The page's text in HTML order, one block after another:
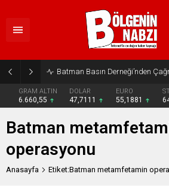
GRAM ALTIN
6.660,55
DOLAR
47,7111
EURO
55,1881
Batman
operasyonu
Anasayfa Etiket:Batman metamfetamin